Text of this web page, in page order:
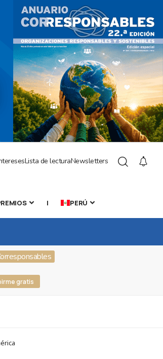
Lista de lecturaNewsletters
| PERÚ
gratis